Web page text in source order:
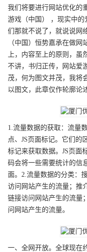
我们将要进行网站优化的
游戏（中国） ，现实中
们那就不说了，就说说网
（中国）恒势嘉承在做
上，内容至上的原则，
不讲，书归正传，网站爱
茂，何为图文并茂，我将
以图文，此章仅作轮廓论
1.流量数据的获取：流量
点、JS页面标记。它们的
标记来获取数据。JS页面
码会将一些需要统计的信
面。2.流量数据的分类：
访问网站产生的流量；推
链接访问网站产生的流量
问网站产生的流量。
一、全网开放。全球现在